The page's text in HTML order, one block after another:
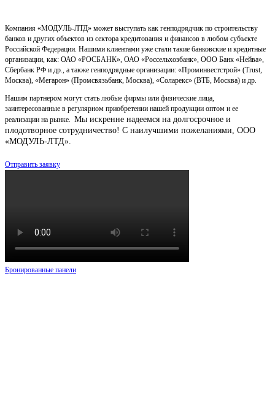
Компания «МОДУЛЬ-ЛТД» может выступать как генподрядчик по строительству
банков и других объектов из сектора кредитования и финансов в любом субъекте
Российской Федерации. Нашими клиентами уже стали такие банковские и кредитные
организации, как: ОАО «РОСБАНК», ОАО «Россельхозбанк», ООО Банк «Нейва»,
Сбербанк РФ и др., а также генподрядные организации: «Проминвестстрой» (Trust,
Москва), «Мегарон» (Промсвязьбанк, Москва), «Соларекс» (ВТБ, Москва) и др.
Нашим партнером могут стать любые фирмы или физические лица,
заинтересованные в регулярном приобретении нашей продукции оптом и ее
реализации на рынке. Мы искренне надеемся на долгосрочное и
плодотворное сотрудничество! С наилучшими пожеланиями, ООО
«МОДУЛЬ-ЛТД».
Отправить заявку
Бронированные панели